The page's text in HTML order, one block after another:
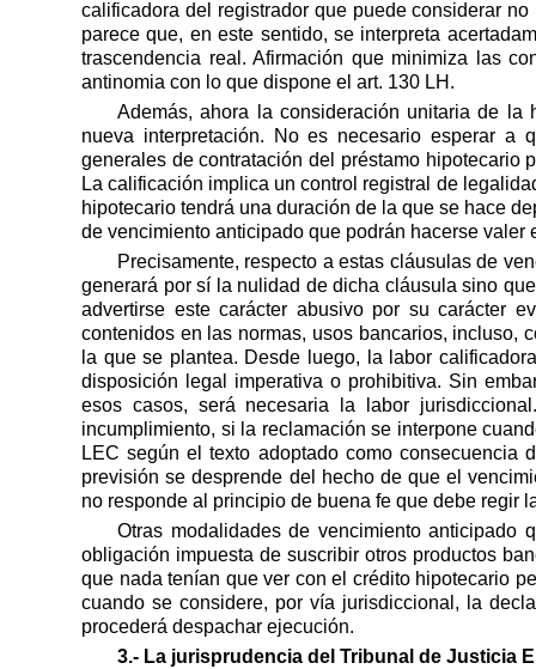
calificadora del registrador que puede considerar
parece que, en este sentido, se interpreta
trascendencia real. Afirmación que minimiza las
antinomia con lo que dispone el art. 130 LH.
Además, ahora la consideración unitaria de la
nueva interpretación. No es necesario esperar
generales de contratación del préstamo hipotecario
La calificación implica un control registral de
hipotecario tendrá una duración de la que se hace
de vencimiento anticipado que podrán hacerse valer
Precisamente, respecto a estas cláusulas de
generará por sí la nulidad de dicha cláusula sino
advertirse este carácter abusivo por su carácter
contenidos en las normas, usos bancarios, incluso,
la que se plantea. Desde luego, la labor
disposición legal imperativa o prohibitiva. Sin
esos casos, será necesaria la labor
incumplimiento, si la reclamación se interpone
LEC según el texto adoptado como
previsión se desprende del hecho de que el
no responde al principio de buena fe que debe regir
Otras modalidades de vencimiento anticipado
obligación impuesta de suscribir otros productos
que nada tenían que ver con el crédito hipotecario
cuando se considere, por vía jurisdiccional, la
procederá despachar ejecución.
3.- La jurisprudencia del Tribunal de Justicia